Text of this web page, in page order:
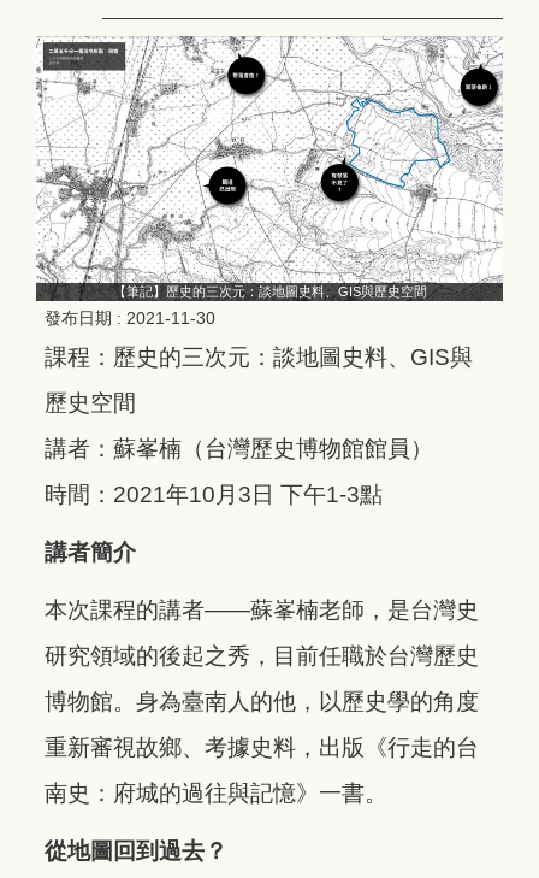
【筆記】歷史的三次元：談地圖史料、GIS與歷史空間
發布日期 : 2021-11-30
課程：歷史的三次元：談地圖史料、GIS與
歷史空間
講者：蘇峯楠（台灣歷史博物館館員）
時間：2021年10月3日 下午1-3點
講者簡介
本次課程的講者——蘇峯楠老師，是台灣史
研究領域的後起之秀，目前任職於台灣歷史
博物館。身為臺南人的他，以歷史學的角度
重新審視故鄉、考據史料，出版《行走的台
南史：府城的過往與記憶》一書。
從地圖回到過去？